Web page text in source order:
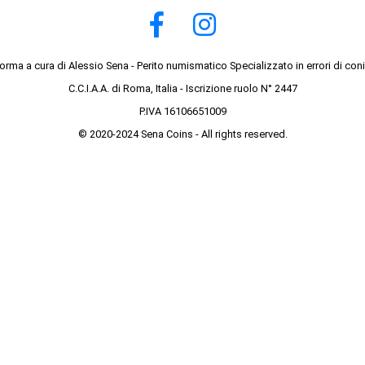
a cura di Alessio Sena - Perito numismatico Specializzato in errori di
C.C.I.A.A. di Roma, Italia - Iscrizione ruolo N° 2447
P.IVA 16106651009
© 2020-2024 Sena Coins - All rights reserved.